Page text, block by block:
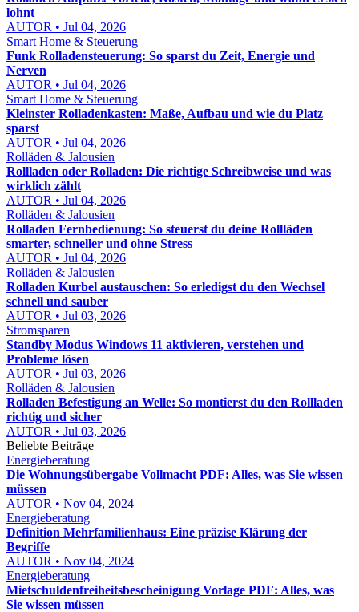
lohnt
AUTOR • Jul 04, 2026
Smart Home & Steuerung
Funk Rolladensteuerung: So sparst du Zeit, Energie und
Nerven
AUTOR • Jul 04, 2026
Smart Home & Steuerung
Kleinster Rolladenkasten: Maße, Aufbau und wie du Platz
sparst
AUTOR • Jul 04, 2026
Rolläden & Jalousien
Rollladen oder Rolladen: Die richtige Schreibweise und was
wirklich zählt
AUTOR • Jul 04, 2026
Rolläden & Jalousien
Rolladen Fernbedienung: So steuerst du deine Rollläden
smarter, schneller und ohne Stress
AUTOR • Jul 04, 2026
Rolläden & Jalousien
Rolladen Kurbel austauschen: So erledigst du den Wechsel
schnell und sauber
AUTOR • Jul 03, 2026
Stromsparen
Standby Modus Windows 11 aktivieren, verstehen und
Probleme lösen
AUTOR • Jul 03, 2026
Rolläden & Jalousien
Rolladen Befestigung an Welle: So montierst du den Rollladen
richtig und sicher
AUTOR • Jul 03, 2026
Beliebte Beiträge
Energieberatung
Die Wohnungsübergabe Vollmacht PDF: Alles, was Sie wissen
müssen
AUTOR • Nov 04, 2024
Energieberatung
Definition Mehrfamilienhaus: Eine präzise Klärung der
Begriffe
AUTOR • Nov 04, 2024
Energieberatung
Mietschuldenfreiheitsbescheinigung Vorlage PDF: Alles, was
Sie wissen müssen